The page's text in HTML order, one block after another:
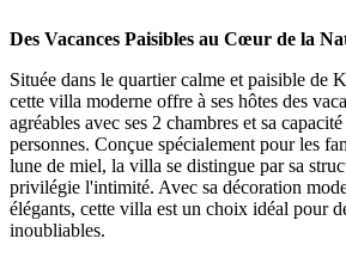
Des Vacances Paisibles au Cœur de la
Située dans le quartier calme et paisible de
cette villa moderne offre à ses hôtes des
agréables avec ses 2 chambres et sa
personnes. Conçue spécialement pour les
lune de miel, la villa se distingue par sa
privilégie l'intimité. Avec sa décoration
élégants, cette villa est un choix idéal pour
inoubliables.